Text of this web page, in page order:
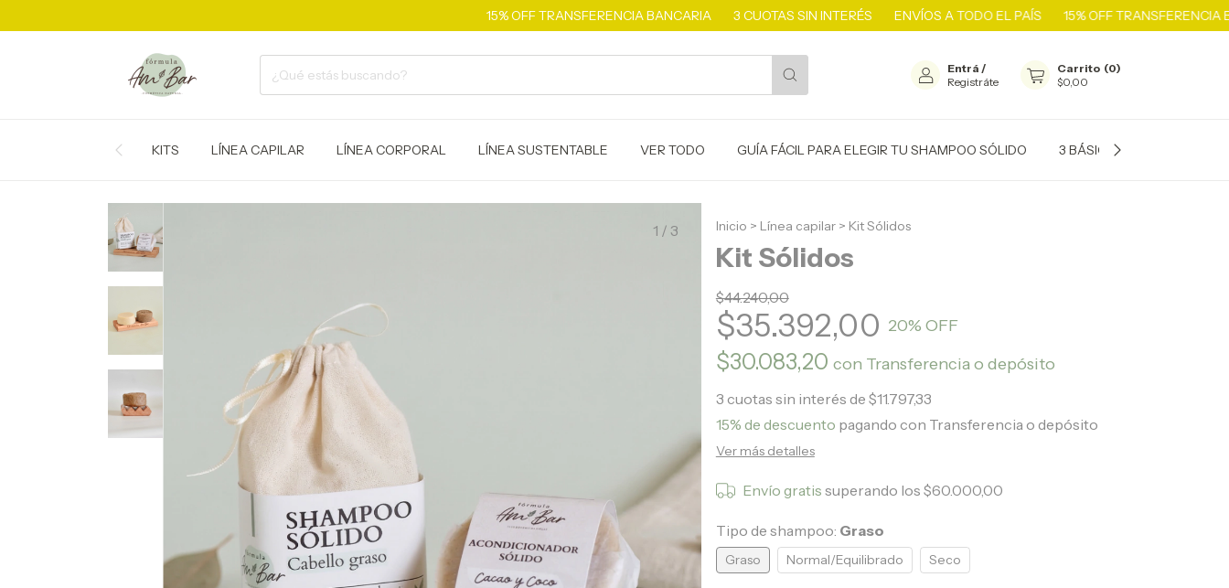
15% OFF TRANSFERENCIA BANCARIA 3 CUOTAS SIN INTERÉS ENVÍOS A TODO EL PAÍS 15% OFF TRANSFERENCIA
Entrá /
Registráte
Carrito (0)
$0,00
KITS LÍNEA CAPILAR LÍNEA CORPORAL LÍNEA SUSTENTABLE VER TODO GUÍA FÁCIL PARA ELEGIR TU SHAMPOO SÓLIDO 3 BÁSICOS PARA
1 / 3 Inicio > Línea capilar > Kit Sólidos
Kit Sólidos
$44.240,00
$35.392,00 20% OFF
$30.083,20 con Transferencia o depósito
3 cuotas sin interés de $11.797,33
15% de descuento pagando con Transferencia o depósito
Ver más detalles
Envío gratis superando los$60.000,00
Tipo de shampoo: Graso
Graso Normal/Equilibrado Seco